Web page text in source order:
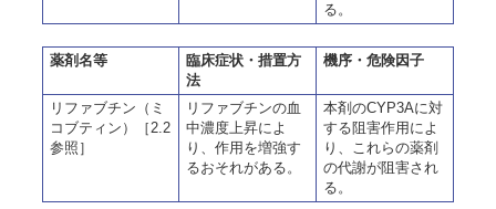
る。
薬剤名等
臨床症状・措置方
法
機序・危険因子
リファブチン（ミ
コブティン）［2.2
参照］
リファブチンの血
中濃度上昇によ
り、作用を増強す
るおそれがある。
本剤のCYP3Aに対
する阻害作用によ
り、これらの薬剤
の代謝が阻害され
る。